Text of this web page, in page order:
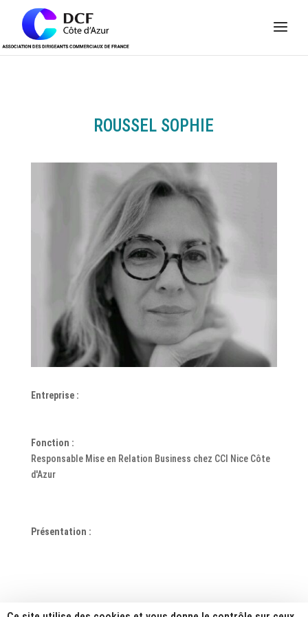
ROUSSEL SOPHIE
Entreprise :
Fonction :
Responsable Mise en Relation Business chez CCI Nice Côte
d'Azur
Présentation :
Panneau de gestion des cookies